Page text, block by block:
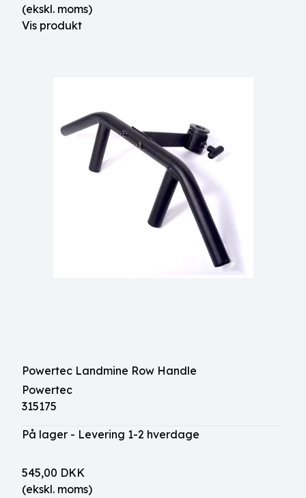
(ekskl. moms)
Vis produkt
Powertec Landmine Row Handle
Powertec
315175
På lager - Levering 1-2 hverdage
545,00 DKK
(ekskl. moms)